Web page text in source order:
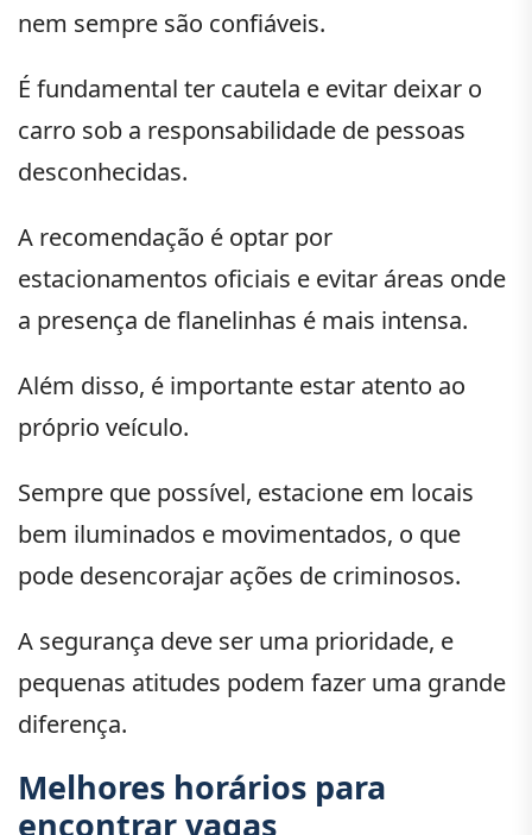
nem sempre são confiáveis.
É fundamental ter cautela e evitar deixar o
carro sob a responsabilidade de pessoas
desconhecidas.
A recomendação é optar por
estacionamentos oficiais e evitar áreas onde
a presença de flanelinhas é mais intensa.
Além disso, é importante estar atento ao
próprio veículo.
Sempre que possível, estacione em locais
bem iluminados e movimentados, o que
pode desencorajar ações de criminosos.
A segurança deve ser uma prioridade, e
pequenas atitudes podem fazer uma grande
diferença.
Melhores horários para
encontrar vagas